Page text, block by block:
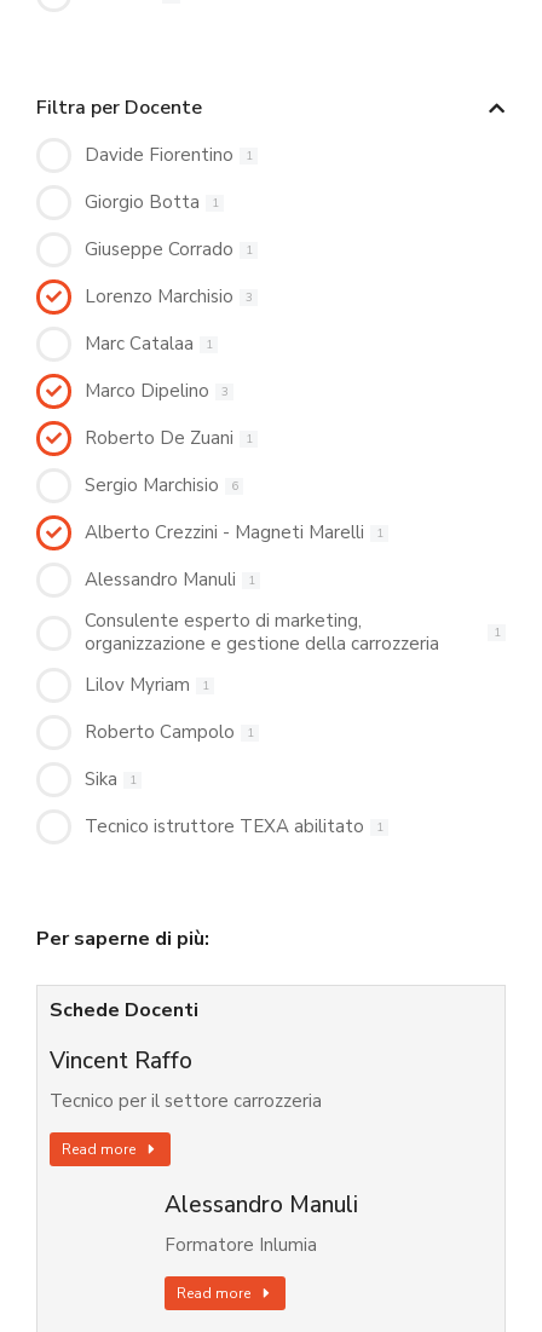
Filtra per Docente
Davide Fiorentino 1
Giorgio Botta 1
Giuseppe Corrado 1
Lorenzo Marchisio 3
Marc Catalaa 1
Marco Dipelino 3
Roberto De Zuani 1
Sergio Marchisio 6
Alberto Crezzini - Magneti Marelli 1
Alessandro Manuli 1
Consulente esperto di marketing,
organizzazione e gestione della carrozzeria
1
Lilov Myriam 1
Roberto Campolo 1
Sika 1
Tecnico istruttore TEXA abilitato 1
Per saperne di più:
Schede Docenti
Vincent Raffo
Tecnico per il settore carrozzeria
Read more
Alessandro Manuli
Formatore Inlumia
Read more